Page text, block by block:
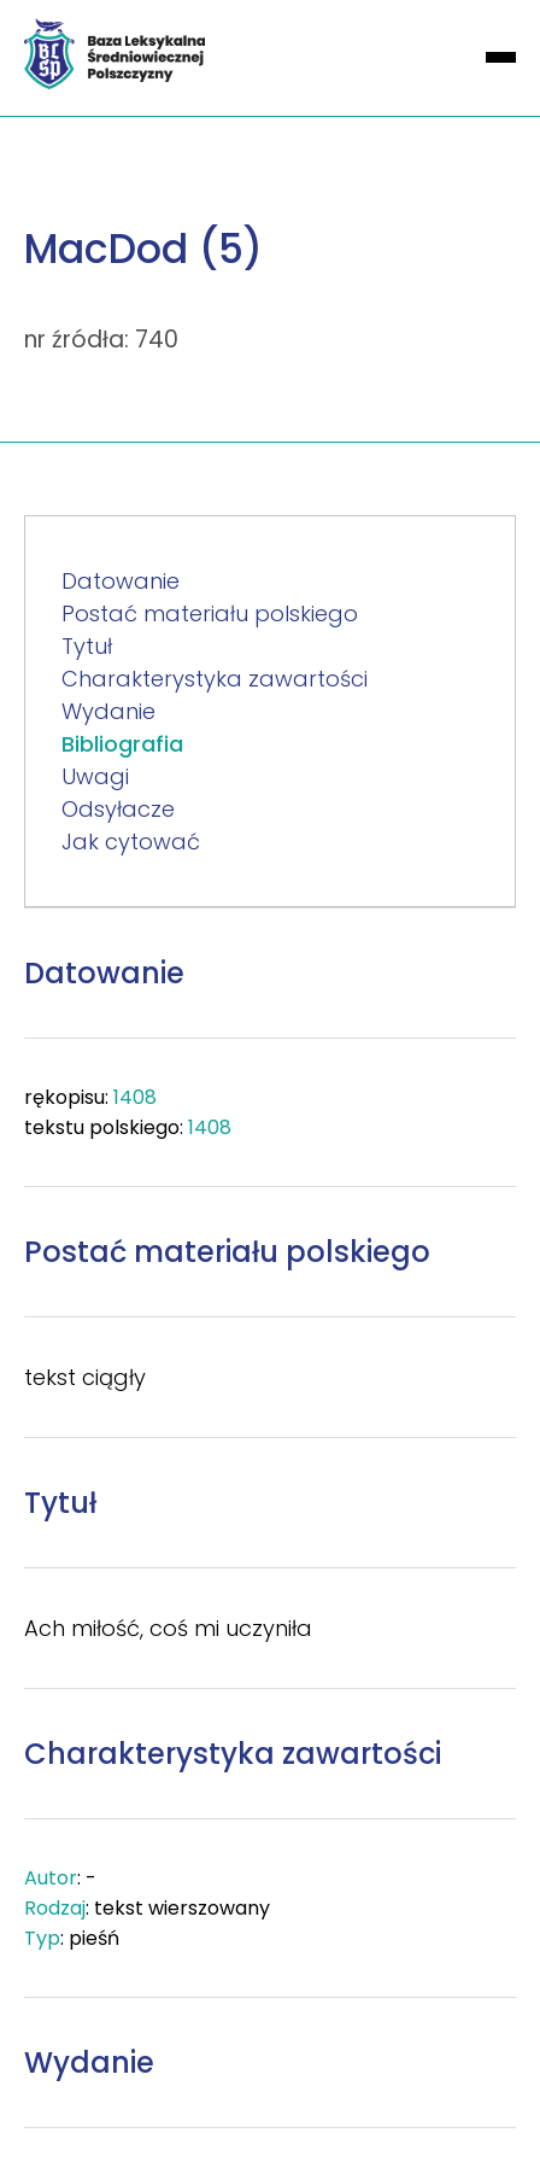
MacDod (5)
nr źródła: 740
Datowanie
Postać materiału polskiego
Tytuł
Charakterystyka zawartości
Wydanie
Bibliografia
Uwagi
Odsyłacze
Jak cytować
Datowanie
rękopisu: 1408
tekstu polskiego: 1408
Postać materiału polskiego
tekst ciągły
Tytuł
Ach miłość, coś mi uczyniła
Charakterystyka zawartości
Autor: -
Rodzaj: tekst wierszowany
Typ: pieśń
Wydanie